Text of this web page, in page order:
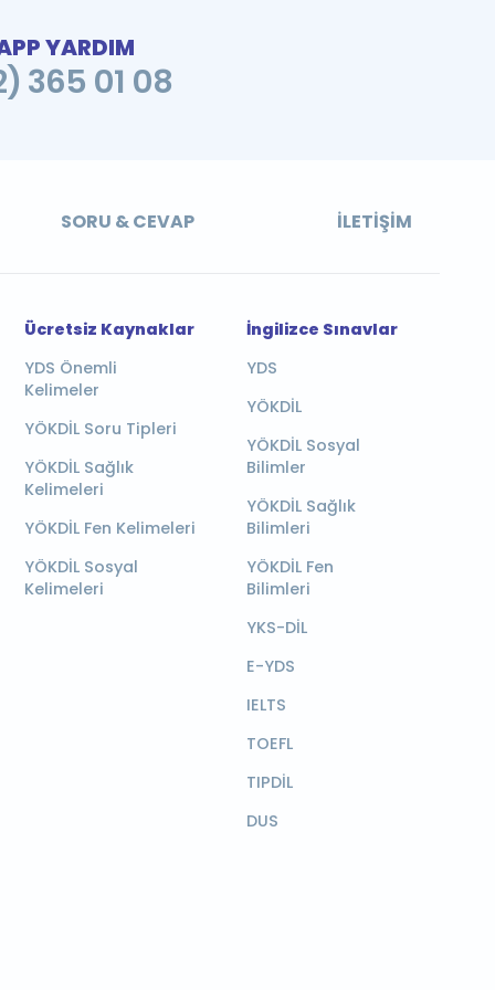
YARDIM
365 01 08
SORU & CEVAP İLETIŞIM
Ücretsiz Kaynaklar
YDS Önemli
Kelimeler
YÖKDİL Soru Tipleri
YÖKDİL Sağlık
Kelimeleri
YÖKDİL Fen Kelimeleri
YÖKDİL Sosyal
Kelimeleri
İngilizce Sınavlar
YDS
YÖKDİL
YÖKDİL Sosyal
Bilimler
YÖKDİL Sağlık
Bilimleri
YÖKDİL Fen
Bilimleri
YKS-DİL
E-YDS
IELTS
TOEFL
TIPDİL
DUS